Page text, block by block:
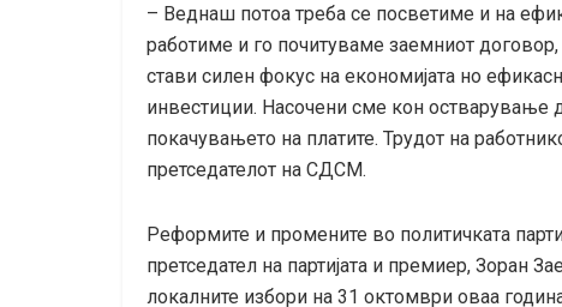
– Веднаш потоа треба се посветиме и на
работиме и го почитуваме заемниот
стави силен фокус на економијата но
инвестиции. Насочени сме кон остварување
покачувањето на платите. Трудот на
претседателот на СДСМ.
Реформите и промените во политичката
претседател на партијата и премиер, Зоран
локалните избори на 31 октомври оваа